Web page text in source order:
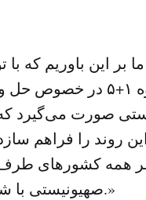
این باوریم که با
سازنده جمهوری اسلامی
صورت می‌گیرد
روند را فراهم
همه کشورهای طرف
صهیونیستی با شکست مواجه خواهد شد.»